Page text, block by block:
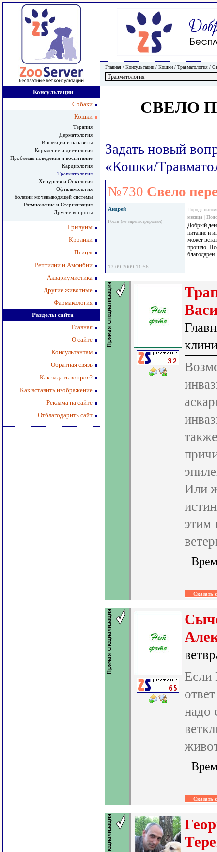
Главная / Консультации / Кошки / Травматология /
Консультации
Собаки
Кошки
Терапия
Дерматология
Инфекции и паразиты
Кормление и диетология
Проблемы поведения и воспитание
Кардиология
Травматология
Хирургия и Онкология
Офтальмология
Болезни мочевыводящей системы
Размножение и Стерилизация
Другие вопросы
Грызуны
Кролики
Птицы
Рептилии и Амфибии
Аквариумистика
Другие животные
Фармакология
Разделы сайта
Главная
О сайте
Консультантам
Обратная связь
Как задать вопрос?
Как вставить изображение
Реклама на сайте
Отблагодарить сайт
СВЕЛО
Задать новый
«Кошки/
№730 Свело
Андрей
Гость (не зарегистрирован)
Порода
месяца |
Добрый
питание и
может
прошло.
12.09.2009 11:56
Или
этим
Если
надо